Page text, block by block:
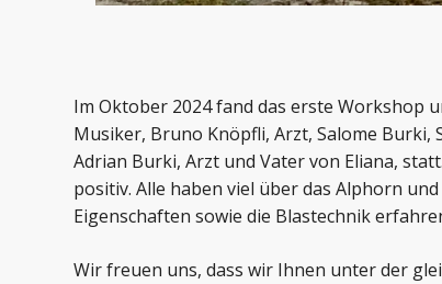
Im Oktober 2024 fand das erste Workshop
Musiker, Bruno Knöpfli, Arzt, Salome
Adrian Burki, Arzt und Vater von Eliana,
positiv. Alle haben viel über das Alphorn
Eigenschaften sowie die Blastechnik
Wir freuen uns, dass wir Ihnen unter der